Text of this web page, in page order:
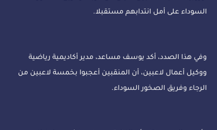
السوداء على أمل انتدابهم مستقبلا.
وفي هذا الصدد، أكد يوسف مساعد، مدير أكاديمية رياضية
ووكيل أعمال لاعبين، أن المنقبين أعجبوا بخمسة لاعبين من
الرجاء وفريق الصخور السوداء.